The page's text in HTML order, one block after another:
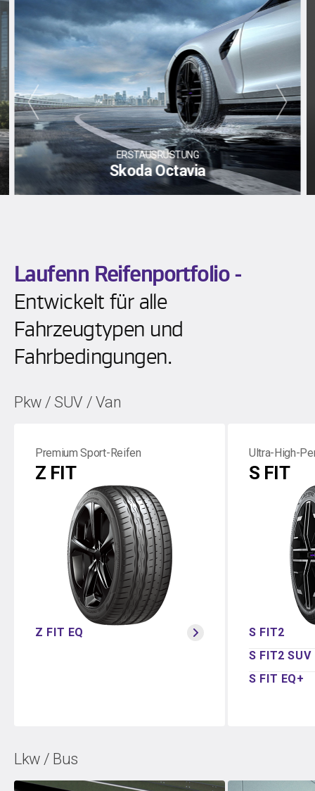
ERSTAUSRÜSTUNG
Skoda Octavia
prev next
Laufenn Reifenportfolio -
Entwickelt für alle
Fahrzeugtypen und
Fahrbedingungen.
Pkw / SUV / Van
Premium Sport-Reifen
Z FIT
Z FIT EQ
Ultra-High-
S FIT
S FIT2
S FIT2 SUV
S FIT EQ+
Lkw / Bus